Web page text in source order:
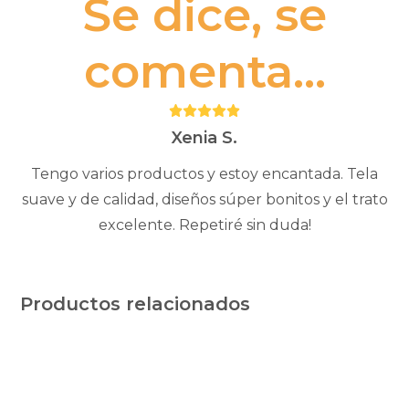
Se dice, se
comenta...
Puntuación:
5Xenia S.
Tengo varios productos y estoy encantada. Tela
suave y de calidad, diseños súper bonitos y el trato
excelente. Repetiré sin duda!
Productos relacionados